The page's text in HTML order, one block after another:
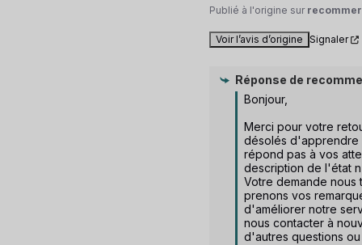
Publié à l'origine sur
Voir l’avis d’origine Signaler
Réponse de
Bonjour,
Merci pour votre
désolés d'apprendre
répond pas à vos
description de l'état
Votre demande
prenons vos
d'améliorer notre
nous contacter à
d'autres questions